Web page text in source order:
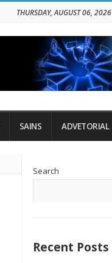
THURSDAY, AUGUST 06, 2026
SAINS ADVETORIAL
Sidebar
Search
Recent Posts